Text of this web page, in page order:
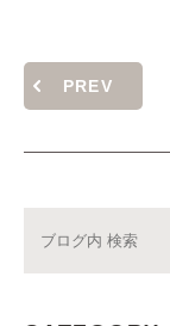
PREV